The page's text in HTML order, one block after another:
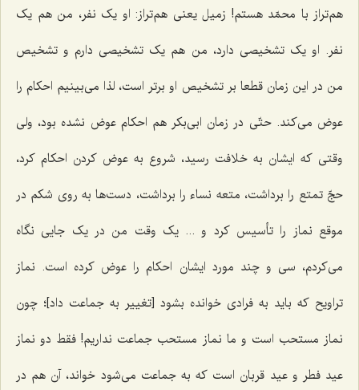
هم‌تراز با محمّد هستم! زمیل یعنی هم‌تراز: او یک نفر، من هم یک
نفر. او یک تشخیصی دارد، من هم یک تشخیصی دارم و تشخیص
من در این زمان قطعا بر تشخیص او برتر است، لذا می‌بینیم احکام را
عوض می‌کند. حتّی در زمان ابی‌بکر هم احکام عوض نشده بود، ولی
وقتی که ایشان به خلافت رسید، شروع به عوض کردن احکام کرد،
حجّ تمتع را برداشت، متعه نساء را برداشت، دست‌ها به روی شکم در
موقع نماز را تأسیس کرد و ... یک وقت من در یک جایی نگاه
می‌کردم، سی و چند مورد ایشان احکام را عوض کرده است. نماز
تراویح که باید به فرادی خوانده بشود [تغییر به جماعت داد]؛ چون
نماز مستحب است و ما نماز مستحب جماعت نداریم! فقط دو نماز
عید فطر و عید قربان است که به جماعت می‌شود خواند، آن هم در